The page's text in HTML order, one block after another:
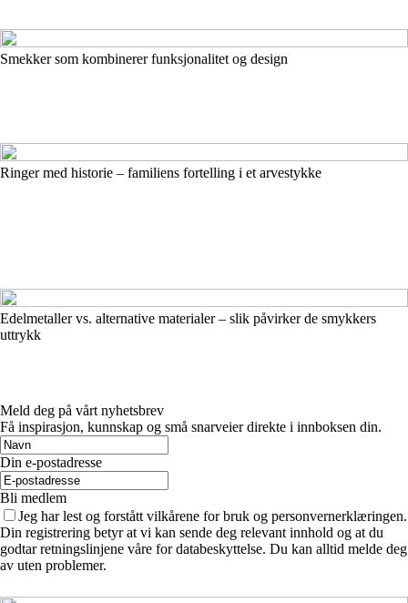
Smekker som kombinerer funksjonalitet og design
Ringer med historie – familiens fortelling i et arvestykke
Edelmetaller vs. alternative materialer – slik påvirker de smykkers
uttrykk
Meld deg på vårt nyhetsbrev
Få inspirasjon, kunnskap og små snarveier direkte i innboksen din.
Din e-postadresse
Bli medlem
Jeg har lest og forstått vilkårene for bruk og personvernerklæringen.
Din registrering betyr at vi kan sende deg relevant innhold og at du
godtar retningslinjene våre for databeskyttelse. Du kan alltid melde deg
av uten problemer.